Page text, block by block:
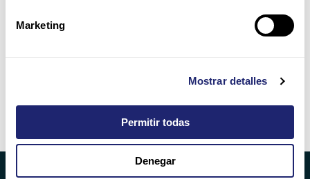
Marketing
Mostrar detalles
Permitir todas
Denegar
Por favor, introduce una respuesta en dígitos: